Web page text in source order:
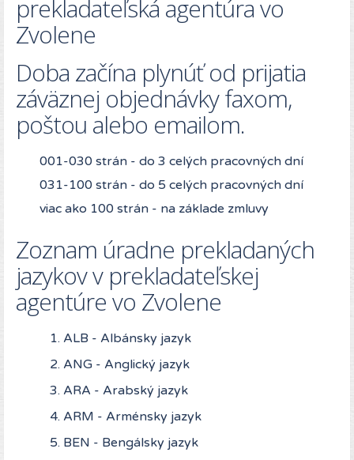
prekladateľská agentúra vo
Zvolene
Doba začína plynúť od prijatia
záväznej objednávky faxom,
poštou alebo emailom.
001-030 strán - do 3 celých pracovných dní
031-100 strán - do 5 celých pracovných dní
viac ako 100 strán - na základe zmluvy
Zoznam úradne prekladaných
jazykov v prekladateľskej
agentúre vo Zvolene
ALB - Albánsky jazyk
ANG - Anglický jazyk
ARA - Arabský jazyk
ARM - Arménsky jazyk
BEN - Bengálsky jazyk